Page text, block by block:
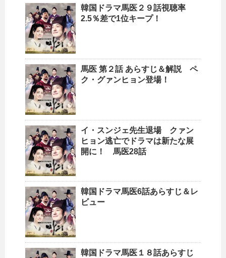
韓国ドラマ馬医２９話視聴率
2.5％差で1位キープ！
馬医 第２話 あらすじ＆解説 ペ
ク・グァンヒョン登場！
イ・スンジェ先生退場 クァン
ヒョン逃亡でドラマは新たな展
開に！ 馬医28話
韓国ドラマ馬医6話あらすじ＆レ
ビュー
韓国ドラマ馬医１８話あらすじ